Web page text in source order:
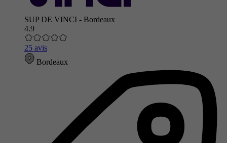
SUP DE VINCI - Bordeaux
4.9
25 avis
Bordeaux